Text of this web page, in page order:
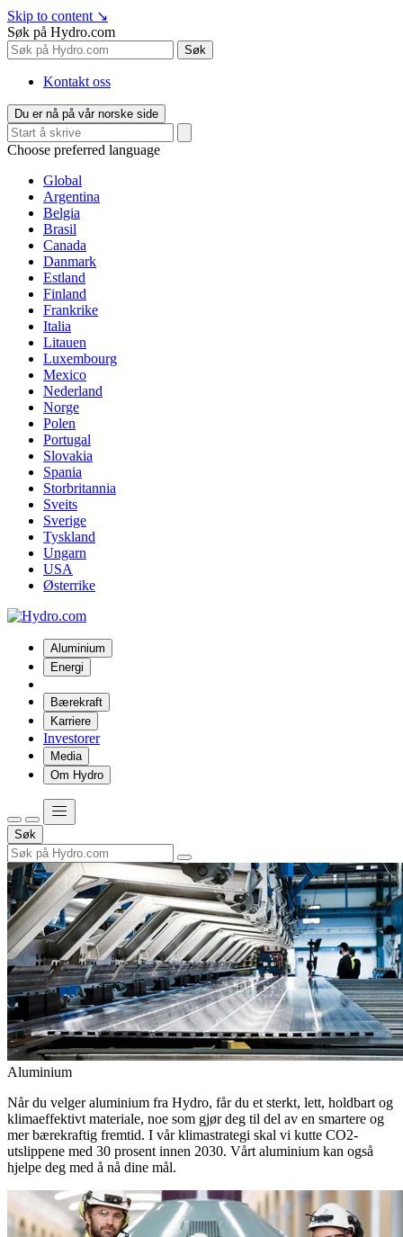
Skip to content ↘
Søk på Hydro.com
Søk
Kontakt oss
Du er nå på vår norske side
Choose preferred language
Global
Argentina
Belgia
Brasil
Canada
Danmark
Estland
Finland
Frankrike
Italia
Litauen
Luxembourg
Mexico
Nederland
Norge
Polen
Portugal
Slovakia
Spania
Storbritannia
Sveits
Sverige
Tyskland
Ungarn
USA
Østerrike
Aluminium
Energi
Bærekraft
Karriere
Investorer
Media
Om Hydro
Søk
Aluminium
Når du velger aluminium fra Hydro, får du et sterkt, lett, holdbart og
klimaeffektivt materiale, noe som gjør deg til del av en smartere og
mer bærekraftig fremtid. I vår klimastrategi skal vi kutte CO2-
utslippene med 30 prosent innen 2030. Vårt aluminium kan også
hjelpe deg med å nå dine mål.